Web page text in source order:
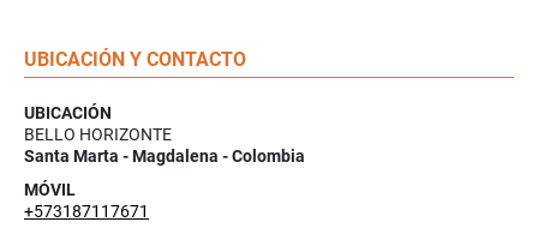
UBICACIÓN Y CONTACTO
UBICACIÓN
BELLO HORIZONTE
Santa Marta - Magdalena - Colombia
MÓVIL
+573187117671